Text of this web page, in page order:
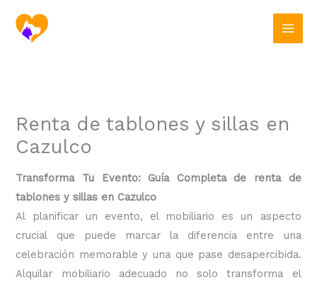
contenido
Renta de tablones y sillas en
Cazulco
Transforma Tu Evento: Guía Completa de renta de
tablones y sillas en Cazulco
Al planificar un evento, el mobiliario es un aspecto
crucial que puede marcar la diferencia entre una
celebración memorable y una que pase desapercibida.
Alquilar mobiliario adecuado no solo transforma el